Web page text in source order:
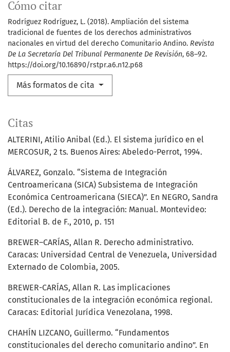
Cómo citar
Rodríguez Rodríguez, L. (2018). Ampliación del sistema
tradicional de fuentes de los derechos administrativos
nacionales en virtud del derecho Comunitario Andino. Revista
De La Secretaría Del Tribunal Permanente De Revisión, 68–92.
https://doi.org/10.16890/rstpr.a6.n12.p68
Más formatos de cita
Citas
ALTERINI, Atilio Anibal (Ed.). El sistema jurídico en el
MERCOSUR, 2 ts. Buenos Aires: Abeledo-Perrot, 1994.
ÁLVAREZ, Gonzalo. “Sistema de Integración
Centroamericana (SICA) Subsistema de Integración
Económica Centroamericana (SIECA)”. En NEGRO, Sandra
(Ed.). Derecho de la integración: Manual. Montevideo:
Editorial B. de F., 2010, p. 151
BREWER–CARÍAS, Allan R. Derecho administrativo.
Caracas: Universidad Central de Venezuela, Universidad
Externado de Colombia, 2005.
BREWER-CARÍAS, Allan R. Las implicaciones
constitucionales de la integración económica regional.
Caracas: Editorial Jurídica Venezolana, 1998.
CHAHÍN LIZCANO, Guillermo. “Fundamentos
constitucionales del derecho comunitario andino”. En